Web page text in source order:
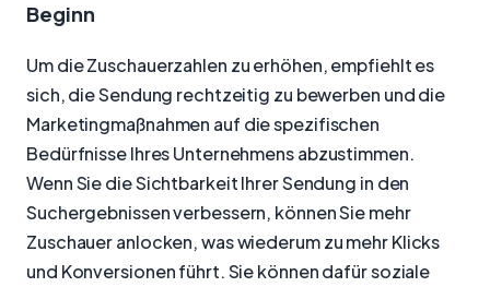
Beginn
Um die Zuschauerzahlen zu erhöhen, empfiehlt es
sich, die Sendung rechtzeitig zu bewerben und die
Marketingmaßnahmen auf die spezifischen
Bedürfnisse Ihres Unternehmens abzustimmen.
Wenn Sie die Sichtbarkeit Ihrer Sendung in den
Suchergebnissen verbessern, können Sie mehr
Zuschauer anlocken, was wiederum zu mehr Klicks
und Konversionen führt. Sie können dafür soziale